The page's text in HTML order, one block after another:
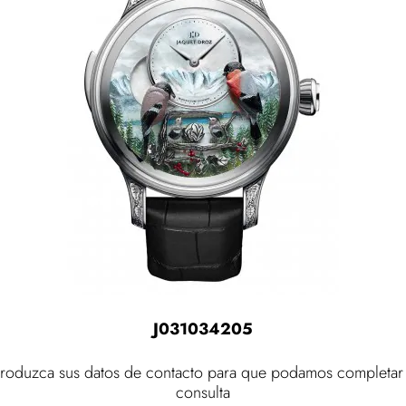
J031034205
sus datos de contacto para que podamos
consulta